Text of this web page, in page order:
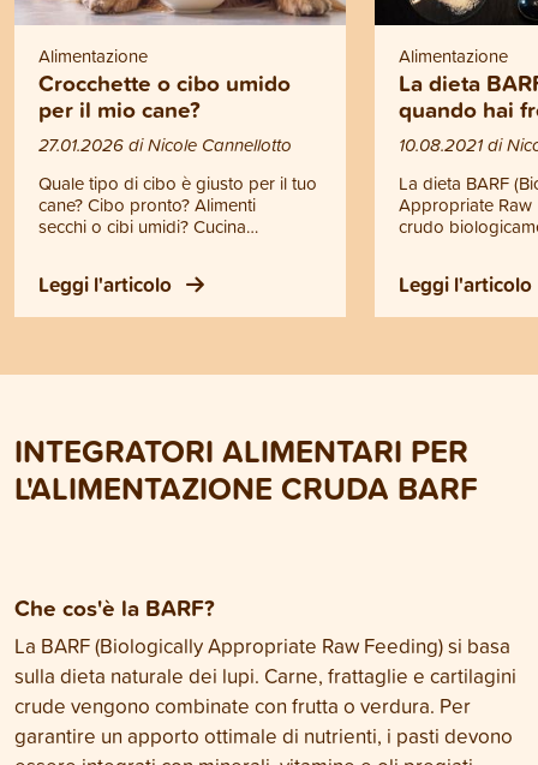
Alimentazione
Crocchette o cibo umido
per il mio cane?
27.01.2026 di Nicole Cannellotto
Quale tipo di cibo è giusto per il tuo
cane? Cibo pronto? Alimenti
secchi o cibi umidi? Cucina
decisione è in parte una questione
di gusto. Fondamentalmente, con
tutte le varianti di alimentazione è
importanti che dovresti conoscere.
Leggi l'articolo
Alimentazione
La dieta
quando hai
10.08.2021 di
La dieta BARF
Appropriate
crudo
nutrire il tuo
sana.
all'alimentazione
ma anche frutta,
Leggi l'articolo
INTEGRATORI ALIMENTARI PER
L'ALIMENTAZIONE CRUDA BARF
Che cos'è la BARF?
La BARF (Biologically Appropriate Raw Feeding) si basa
sulla dieta naturale dei lupi. Carne, frattaglie e cartilagini
crude vengono combinate con frutta o verdura. Per
garantire un apporto ottimale di nutrienti, i pasti devono